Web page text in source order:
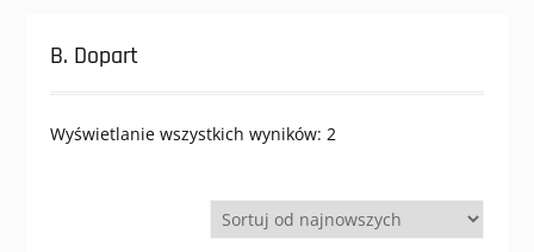
B. Dopart
Wyświetlanie wszystkich wyników: 2